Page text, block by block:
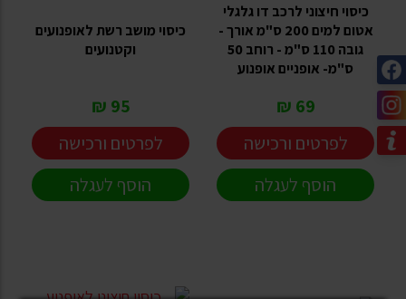
כיסוי חיצוני לרכב דו גלגלי
אטום למים 200 ס"מ אורך -
גובה 110 ס"מ - רוחב 50
ס"מ- אופניים אופנוע
69 ₪
לפרטים ורכישה
הוסף לעגלה
כיסוי מושב רשת לאופנועים
וקטנועים
95 ₪
לפרטים ורכישה
הוסף לעגלה